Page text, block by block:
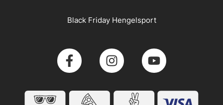
Black Friday Hengelsport